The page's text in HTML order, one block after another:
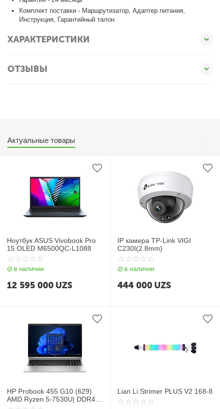
Комплект поставки - Маршрутизатор, Адаптер питания,
Инструкция, Гарантийный талон
ХАРАКТЕРИСТИКИ
ОТЗЫВЫ
Актуальные товары
Ноутбук ASUS Vivobook Pro
15 OLED M6500QC-L1088
в наличии
12 595 000 UZS
IP камера TP-Link VIGI
C230I(2.8mm)
в наличии
444 000 UZS
HP Probook 455 G10 (629)
AMD Ryzen 5-7530U| DDR4
8GB| SSD 512GB| 15.6″ FHD
Lian Li Strimer PLUS V2 168-8